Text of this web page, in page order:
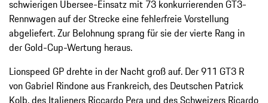
schwierigen Übersee-Einsatz mit 73 konkurrierenden GT3-
Rennwagen auf der Strecke eine fehlerfreie Vorstellung
abgeliefert. Zur Belohnung sprang für sie der vierte Rang in
der Gold-Cup-Wertung heraus.
Lionspeed GP drehte in der Nacht groß auf. Der 911 GT3 R
von Gabriel Rindone aus Frankreich, des Deutschen Patrick
Kolb, des Italieners Riccardo Pera und des Schweizers Ricardo